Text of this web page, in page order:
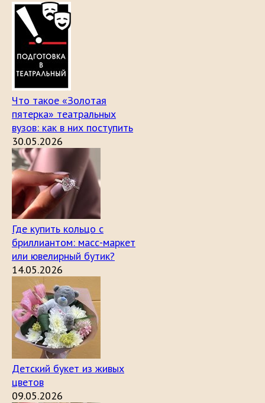
Что такое «Золотая
пятерка» театральных
вузов: как в них поступить
30.05.2026
Где купить кольцо с
бриллиантом: масс-маркет
или ювелирный бутик?
14.05.2026
Детский букет из живых
цветов
09.05.2026